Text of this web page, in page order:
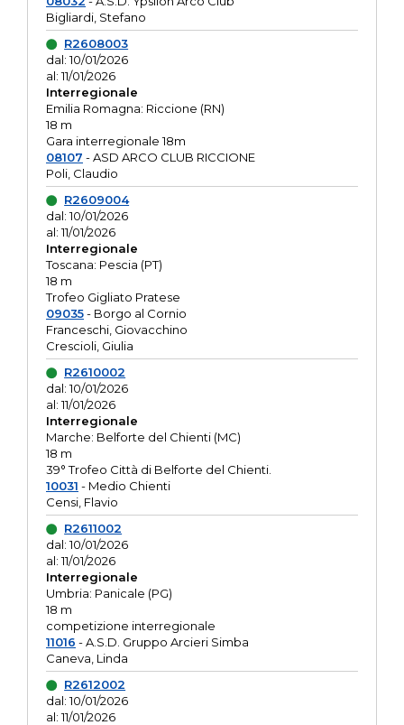
Bigliardi, Stefano
R2608003
dal: 10/01/2026
al: 11/01/2026
Interregionale
Emilia Romagna: Riccione (RN)
18 m
Gara interregionale 18m
08107 - ASD ARCO CLUB RICCIONE
Poli, Claudio
R2609004
dal: 10/01/2026
al: 11/01/2026
Interregionale
Toscana: Pescia (PT)
18 m
Trofeo Gigliato Pratese
09035- Borgo al Cornio
Franceschi, Giovacchino
Crescioli, Giulia
R2610002
dal: 10/01/2026
al: 11/01/2026
Interregionale
Marche: Belforte del Chienti (MC)
18 m
39° Trofeo Città di Belforte del Chienti.
10031 - Medio Chienti
Censi, Flavio
R2611002
dal: 10/01/2026
al: 11/01/2026
Interregionale
Umbria: Panicale (PG)
18 m
competizione interregionale
11016 - A.S.D. Gruppo Arcieri Simba
Caneva, Linda
R2612002
dal: 10/01/2026
al: 11/01/2026